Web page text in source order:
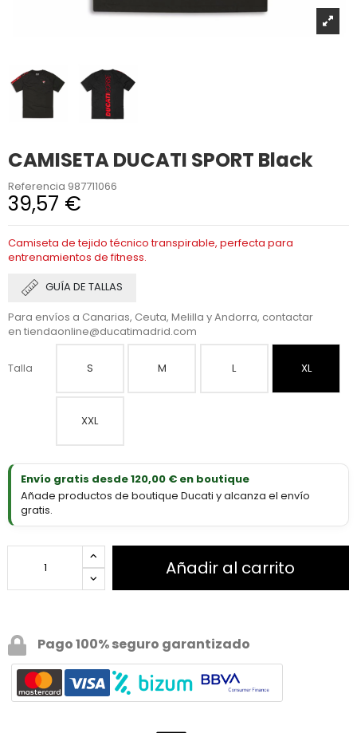
CAMISETA DUCATI SPORT Black
Referencia 987711066
39,57 €
Camiseta de tejido técnico transpirable, perfecta para
entrenamientos de fitness.
GUÍA DE TALLAS
Para envíos a Canarias, Ceuta, Melilla y Andorra, contactar
en tiendaonline@ducatimadrid.com
Talla S M L XL
XXL
Envío gratis desde 120,00 € en boutique
Añade productos de boutique Ducati y alcanza el envío
gratis.
Añadir al carrito
Pago 100% seguro garantizado